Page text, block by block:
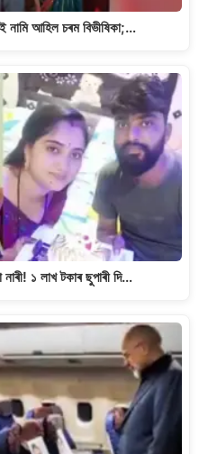
আহিল চৰম বিভীষিকা;…
১ লাখ টকাৰ ছুপাৰী দি…